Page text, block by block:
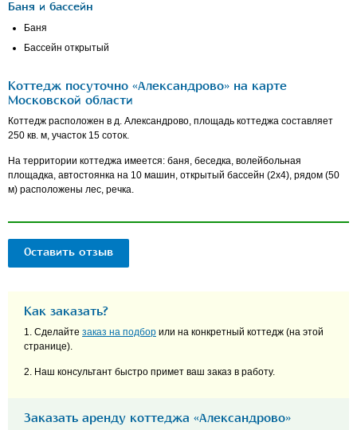
Баня и бассейн
Баня
Бассейн открытый
Коттедж посуточно «Александрово» на карте
Московской области
Коттедж расположен в д. Александрово, площадь коттеджа составляет
250 кв. м, участок 15 соток.
На территории коттеджа имеется: баня, беседка, волейбольная
площадка, автостоянка на 10 машин, открытый бассейн (2х4), рядом (50
м) расположены лес, речка.
Оставить отзыв
Как заказать?
1. Сделайте заказ на подбор или на конкретный коттедж (на этой
странице).
2. Наш консультант быстро примет ваш заказ в работу.
Заказать аренду коттеджа «Александрово»